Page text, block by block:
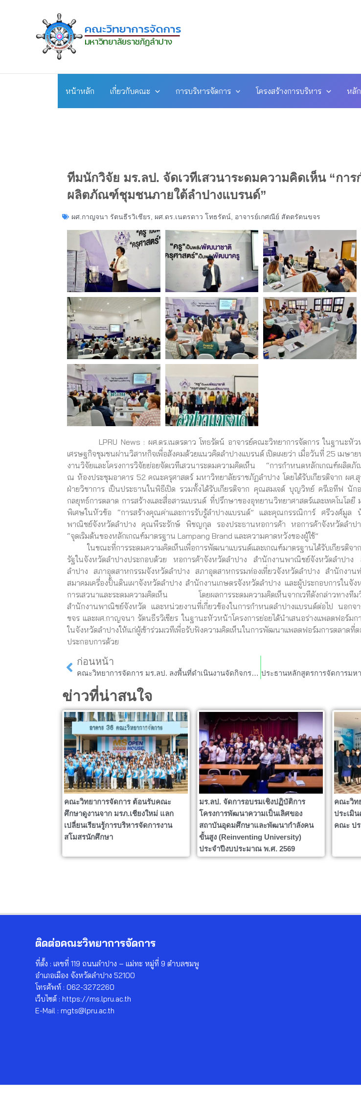
หน้าหลัก เกี่ยวกับคณะ การบริหารจัดการ โครงสร้างการบริหาร หลั
ทีมนักวิจัย มร.ลป. จัดเวทีเสวนาระดมความคิดเห็น “กา
ผลิตภัณฑ์ชุมชนภายใต้ลำปางแบรนด์”
ผศ.กาญจนา รัตนธีรวิเชียร ผศ.ดร.เนตรดาว โทธรัตน์ อาจารย์เกศณีย์ สัตตรัตนขจร
LPRU News : ผศ.ดร.เนตรดาว โทธรัตน์ อาจารย์คณะวิทยาการจัดการ ในฐานะหัว
เศรษฐกิจชุมชนผ่านวิสาหกิจเพื่อสังคมด้วยแนวคิดลำปางแบรนด์ เปิดเผยว่า เมื่อวันที่ 25 เมษ
งานวิจัยและโครงการวิจัยย่อยจัดเวทีเสวนาระดมความคิดเห็น “การกำหนดหลักเกณฑ์ผลิต
ณ ห้องประชุมอาคาร 52 คณะครุศาสตร์ มหาวิทยาลัยราชภัฏลำปาง โดยได้รับเกียรติจาก ผศ
ฝ่ายวิชาการ เป็นประธานในพิธีเปิด รวมทั้งได้รับเกียรติจาก คุณสมเจต์ บุญวิทย์ ครีเอทีฟ
กลยุทธ์การตลาด การสร้างและสื่อสารแบรนด์ ที่ปรึกษาของอุทยานวิทยาศาสตร์และเทคโนโลยี
พิเศษในหัวข้อ “การสร้างคุณค่าและการรับรู้ลำปางแบรนด์” และคุณกรรณิการ์ ศรีวงศ์มู
พาณิชย์จังหวัดลำปาง คุณพีระรักษ์ พิชญกุล รองประธานหอการค้า หอการค้าจังหวัดลำปา
“จุดเริมต้นของหลักเกณฑ์มาตรฐาน Lampang Brand และความคาดหวังของผู้ใช้”
ในขณะที่การระดมความคิดเห็นเพื่อการพัฒนาแบรนด์และเกณฑ์มาตรฐานได้รับเกียรติจา
รัฐในจังหวัดลำปางประกอบด้วย หอการค้าจังหวัดลำปาง สำนักงานพาณิชย์จังหวัดลำปา
ลำปาง สภาอุตสาหกรรมจังหวัดลำปาง สภาอุตสาหกรรมท่องเที่ยวจังหวัดลำปาง สำนักงาน
สมาคมเครื่องปั้นดินเผาจังหวัดลำปาง สำนักงานเกษตรจังหวัดลำปาง และผู้ประกอบการในจั
การเสวนาและระดมความคิดเห็น โดยผลการระดมความคิดเห็นจากเวทีดังกล่าวทางทีม
สำนักงานพาณิชย์จังหวัด และหน่วยงานที่เกี่ยวข้องในการกำหนดลำปางแบรนด์ต่อไป นอก
ขจร และผศ.กาญจนา รัตนธีรวิเชียร ในฐานะหัวหน้าโครงการย่อยได้นำเสนอร่างแพลตฟอร์
ในจังหวัดลำปางให้แก่ผู้เข้าร่วมเวทีเพื่อรับฟังความคิดเห็นในการพัฒนาแพลตฟอร์มการตลาดที่
ประกอบการด้วย
Prev
ก่อนหน้า
คณะวิทยาการจัดการ มร.ลป. ลงพื้นที่ดำเนินงานจัดกิจกรรมอบรมเสริมสร้างอาชีพผู้สูงอายุ “การทำผลไม้แปรรูป”
ข่าวที่น่าสนใจ
คณะวิทยาการจัดการ ต้อนรับคณะ
ศึกษาดูงานจาก มรภ.เชียงใหม่ แลก
เปลี่ยนเรียนรู้การบริหารจัดการงาน
สโมสรนักศึกษา
มร.ลป. จัดการอบรมเชิงปฏิบัติการ
โครงการพัฒนาความเป็นเลิศของ
สถาบันอุดมศึกษาและพัฒนากำลังคน
ขั้นสูง (Reinventing University)
ประจำปีงบประมาณ พ.ศ. 2569
คณะวิท
ประเมิ
คณะ ปร
ติดต่อคณะวิทยาการจัดการ
ที่ตั้ง : เลขที่ 119 ถนนลำปาง – แม่ทะ หมู่ที่ 9 ตำบลชมพู
อำเภอเมือง จังหวัดลำปาง 52100
โทรศัพท์ : 062-3272260
เว็บไซต์ : https://ms.lpru.ac.th
E-Mail : mgts@lpru.ac.th